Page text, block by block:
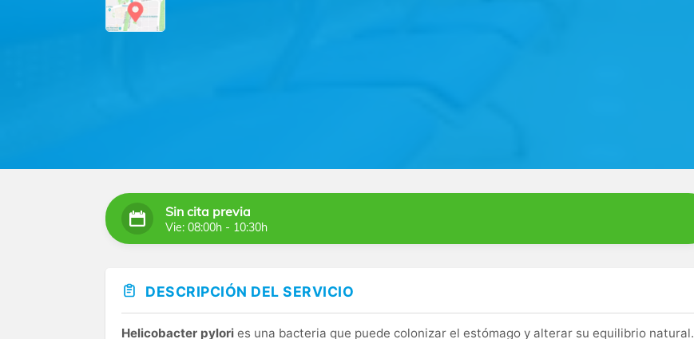
Sin cita previa
Vie: 08:00h - 10:30h
DESCRIPCIÓN DEL SERVICIO
Helicobacter pylori es una bacteria que puede colonizar el estómago y alterar su equilibrio natural.